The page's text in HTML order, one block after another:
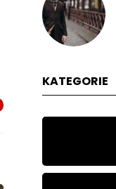
KATEGORIE